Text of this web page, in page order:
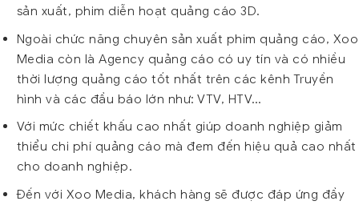
sản xuất, phim diễn hoạt quảng cáo 3D.
Ngoài chức năng chuyên sản xuất phim quảng cáo, Xoo
Media còn là Agency quảng cáo có uy tín và có nhiều
thời lượng quảng cáo tốt nhất trên các kênh Truyền
hình và các đầu báo lớn như: VTV, HTV…
Với mức chiết khấu cao nhất giúp doanh nghiệp giảm
thiểu chi phí quảng cáo mà đem đến hiệu quả cao nhất
cho doanh nghiệp.
Đến với Xoo Media, khách hàng sẽ được đáp ứng đầy